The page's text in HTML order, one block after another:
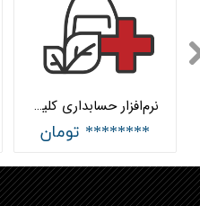
نرم‌افزار حسابداری کلینیک زیبایی شبکه هلو APEX
******** تومان